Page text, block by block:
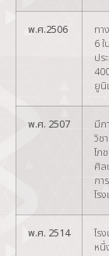
พ.ศ.2506
ทา
6
ปร
ยูนิ
พ.ศ. 2507
มีก
วิช
โภ
ศิล
กา
โร
พ.ศ. 2514
โร
หนึ่